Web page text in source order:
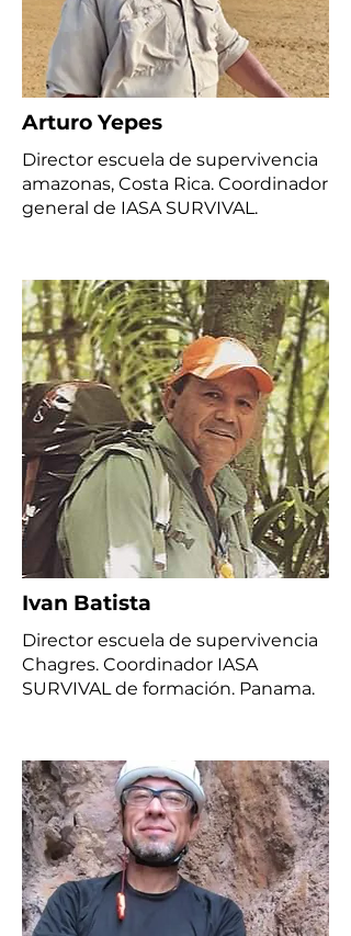
Arturo Yepes
Director escuela de supervivencia
amazonas, Costa Rica. Coordinador
general de IASA SURVIVAL.
Ivan Batista
Director escuela de supervivencia
Chagres. Coordinador IASA
SURVIVAL de formación. Panama.